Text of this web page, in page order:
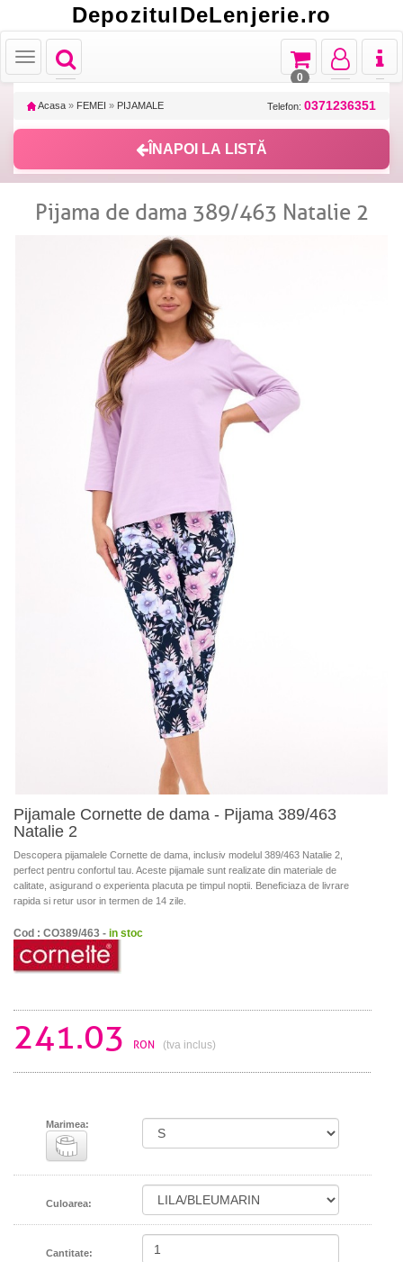
DepozitulDeLenjerie.ro
Toggle
navigation
Toggle
Toggle
navigation
Toggle
navigation
Toggle
navigation
0
Acasa » FEMEI » PIJAMALE Telefon: 0371236351
ÎNAPOI LA LISTĂ
Pijama de dama 389/463 Natalie 2
Pijamale Cornette de dama - Pijama 389/463
Natalie 2
Descopera pijamalele Cornette de dama, inclusiv modelul 389/463 Natalie 2,
perfect pentru confortul tau. Aceste pijamale sunt realizate din materiale de
calitate, asigurand o experienta placuta pe timpul noptii. Beneficiaza de livrare
rapida si retur usor in termen de 14 zile.
Cod : CO389/463 - in stoc
241.03 RON (tva inclus)
Marimea:
Culoarea:
Cantitate: